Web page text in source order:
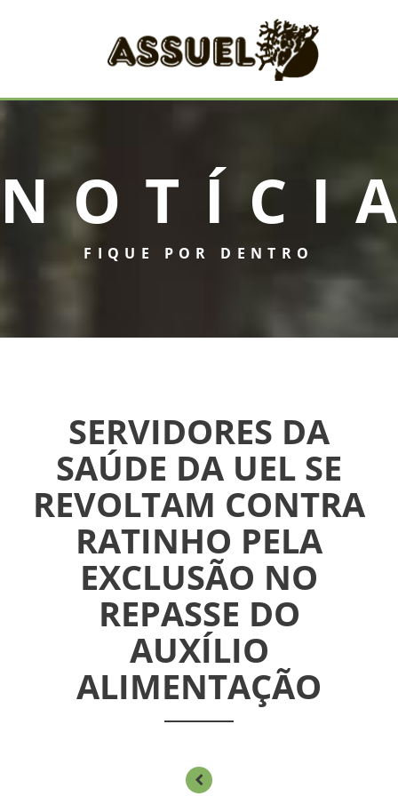
CONVÊNIOS
INFORMATIVOS
ASSEMBLÉIAS
NOTÍCIAS
VÍDEOS
PROGRAMA
FIQUE POR DENTRO
SERVIDORES DA
SAÚDE DA UEL SE
REVOLTAM CONTRA
RATINHO PELA
EXCLUSÃO NO
REPASSE DO
AUXÍLIO
ALIMENTAÇÃO